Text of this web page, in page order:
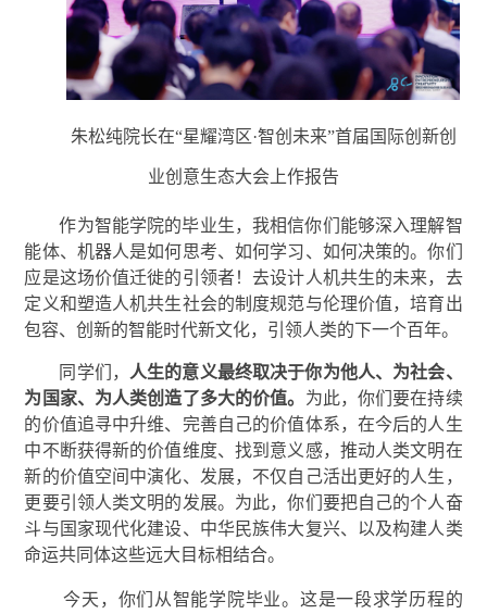
朱松纯院长在“星耀湾区·智创未来”首届国际创新创
业创意生态大会上作报告
作为智能学院的毕业生，我相信你们能够深入理解智
能体、机器人是如何思考、如何学习、如何决策的。你们
应是这场价值迁徙的引领者！去设计人机共生的未来，去
定义和塑造人机共生社会的制度规范与伦理价值，培育出
包容、创新的智能时代新文化，引领人类的下一个百年。
同学们，
人生的意义最终取决于你为他人、为社会、
为国家、为人类创造了多大的价值。 为此，你们要在持续
的价值追寻中升维、完善自己的价值体系，在今后的人生
中不断获得新的价值维度、找到意义感，推动人类文明在
新的价值空间中演化、发展，不仅自己活出更好的人生，
更要引领人类文明的发展。为此，你们要把自己的个人奋
斗与国家现代化建设、中华民族伟大复兴、以及构建人类
命运共同体这些远大目标相结合。
今天，你们从智能学院毕业。这是一段求学历程的